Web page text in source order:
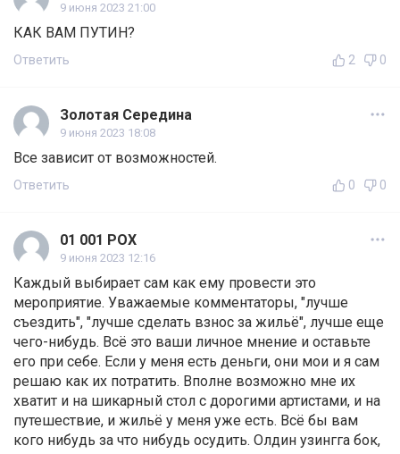
9 июня 2023 21:00
КАК ВАМ ПУТИН?
Ответить 2 0
Золотая Середина
9 июня 2023 18:08
Все зависит от возможностей.
Ответить 0 0
01 001 POX
9 июня 2023 12:16
Каждый выбирает сам как ему провести это
мероприятие. Уважаемые комментаторы, "лучше
съездить", "лучше сделать взнос за жильё", лучше еще
чего-нибудь. Всё это ваши личное мнение и оставьте
его при себе. Если у меня есть деньги, они мои и я сам
решаю как их потратить. Вполне возможно мне их
хватит и на шикарный стол с дорогими артистами, и на
путешествие, и жильё у меня уже есть. Всё бы вам
кого нибудь за что нибудь осудить. Олдин узингга бок,